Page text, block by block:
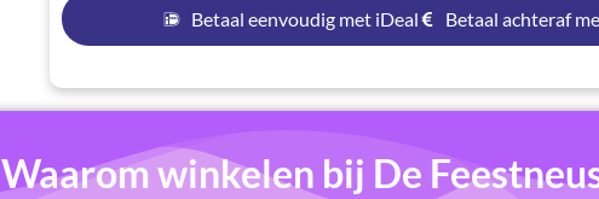
Betaal eenvoudig met iDeal Betaal achteraf
Waarom winkelen bij De